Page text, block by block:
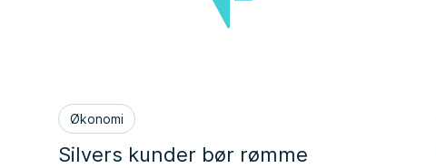
Økonomi
Silvers kunder bør rømme